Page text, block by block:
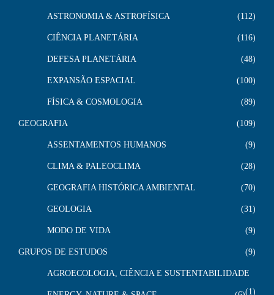
ASTRONOMIA & ASTROFÍSICA 112
CIÊNCIA PLANETÁRIA 116
DEFESA PLANETÁRIA 48
EXPANSÃO ESPACIAL 100
FÍSICA & COSMOLOGIA 89
GEOGRAFIA 109
ASSENTAMENTOS HUMANOS 9
CLIMA & PALEOCLIMA 28
GEOGRAFIA HISTÓRICA AMBIENTAL 70
GEOLOGIA 31
MODO DE VIDA 9
GRUPOS DE ESTUDOS 9
AGROECOLOGIA, CIÊNCIA E SUSTENTABILIDADE
1